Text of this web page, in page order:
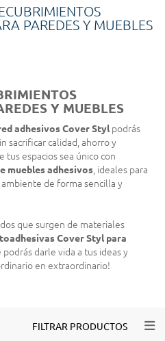
PAREDES Y MUEBLES
Y MUEBLES
adhesivos Cover Styl podrás
sacrificar calidad, ahorro y
tus espacios sea único con
muebles adhesivos , ideales para
de forma sencilla y
que surgen de materiales
Cover Styl para
darle vida a tus ideas y
en extraordinario!
FILTRAR PRODUCTOS